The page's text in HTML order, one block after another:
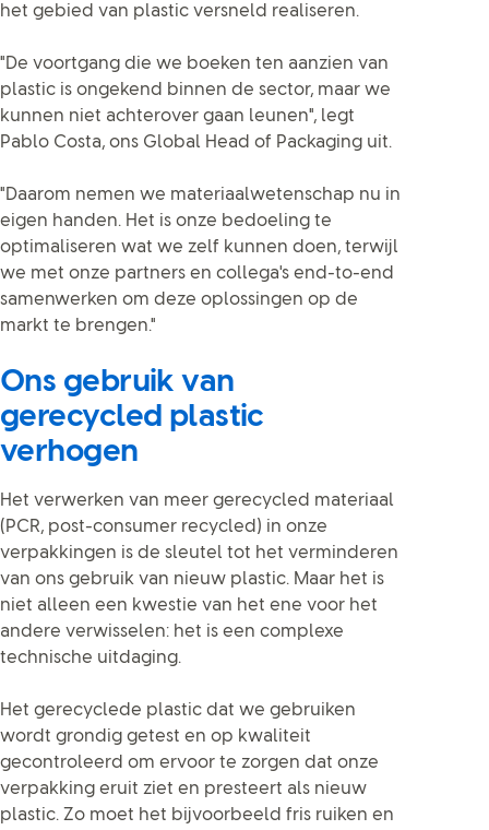
het gebied van plastic versneld realiseren.
"De voortgang die we boeken ten aanzien van
plastic is ongekend binnen de sector, maar we
kunnen niet achterover gaan leunen", legt
Pablo Costa, ons Global Head of Packaging uit.
"Daarom nemen we materiaalwetenschap nu in
eigen handen. Het is onze bedoeling te
optimaliseren wat we zelf kunnen doen, terwijl
we met onze partners en collega's end-to-end
samenwerken om deze oplossingen op de
markt te brengen."
Ons gebruik van
gerecycled plastic
verhogen
Het verwerken van meer gerecycled materiaal
(PCR, post-consumer recycled) in onze
verpakkingen is de sleutel tot het verminderen
van ons gebruik van nieuw plastic. Maar het is
niet alleen een kwestie van het ene voor het
andere verwisselen: het is een complexe
technische uitdaging.
Het gerecyclede plastic dat we gebruiken
wordt grondig getest en op kwaliteit
gecontroleerd om ervoor te zorgen dat onze
verpakking eruit ziet en presteert als nieuw
plastic. Zo moet het bijvoorbeeld fris ruiken en